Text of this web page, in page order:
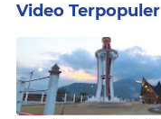
Video Terpopuler